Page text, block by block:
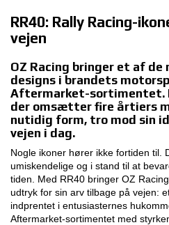
RR40: Rally Racing-
vejen
OZ Racing bringer et af de
designs i brandets
Aftermarket-sortimentet.
der omsætter fire årtiers
nutidig form, tro mod sin
vejen i dag.
Nogle ikoner hører ikke fortiden til.
umiskendelige og i stand til at
tiden. Med RR40 bringer OZ
udtryk for sin arv tilbage på vejen:
indprentet i entusiasternes
Aftermarket-sortimentet med